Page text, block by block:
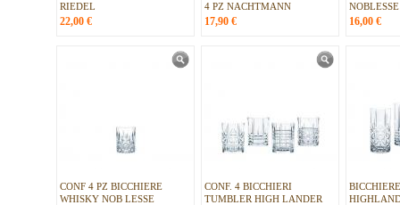
RIEDEL
22,00 €
4 PZ NACHTMANN
17,90 € 16,00 €
CONF 4 PZ BICCHIERE
WHISKY NOB LESSE
CONF. 4 BICCHIERI
TUMBLER HIGH LANDER